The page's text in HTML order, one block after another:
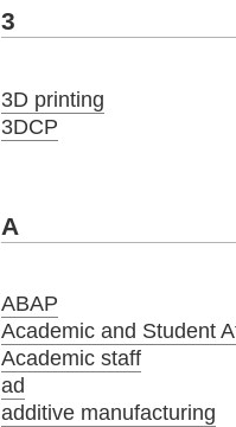
3
3D printing
3DCP
A
ABAP
Academic and Student
Academic staff
ad
additive manufacturing